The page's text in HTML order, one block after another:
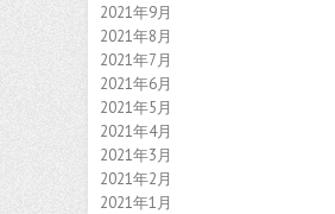
2021年9月
2021年8月
2021年7月
2021年6月
2021年5月
2021年4月
2021年3月
2021年2月
2021年1月